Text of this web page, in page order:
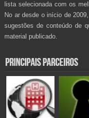
lista selecionada com os
No ar desde o início de
sugestões de conteúdo de
material publicado.